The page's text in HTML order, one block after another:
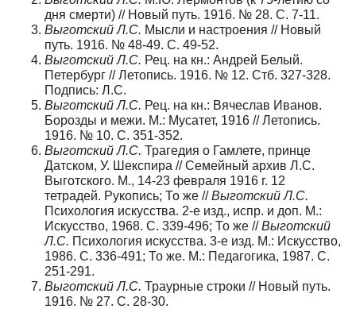
дня смерти) // Новый путь. 1916. № 28. С. 7-11.
Выготский Л.С. Мысли и настроения // Новый
путь. 1916. № 48-49. С. 49-52.
Выготский Л.С. Рец. на кн.: Андрей Белый.
Петербург // Летопись. 1916. № 12. Стб. 327-328.
Подпись: Л.С.
Выготский Л.С. Рец. на кн.: Вячеслав Иванов.
Борозды и межи. М.: Мусатет, 1916 // Летопись.
1916. № 10. С. 351-352.
Выготский Л.С. Трагедия о Гамлете, принце
Датском, У. Шекспира // Семейный архив Л.С.
Выготского. М., 14-23 февраля 1916 г. 12
тетрадей. Рукопись; То же //Выготский Л.С.
Психология искусства. 2-е изд., испр. и доп. М.:
Искусство, 1968. С. 339-496; То же //Выготский
Л.С. Психология искусства. 3-е изд. М.: Искусство,
1986. С. 336-491; То же. М.: Педагогика, 1987. С.
251-291.
Выготский Л.С. Траурные строки // Новый путь.
1916. № 27. С. 28-30.